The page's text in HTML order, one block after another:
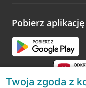
opinie.
Pobierz
Twoja zgoda z